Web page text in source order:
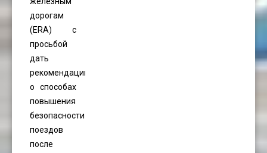
дорогам
(ERA) с
просьбой
дать
рекомендации
о способах
повышения
безопасности
поездов
после